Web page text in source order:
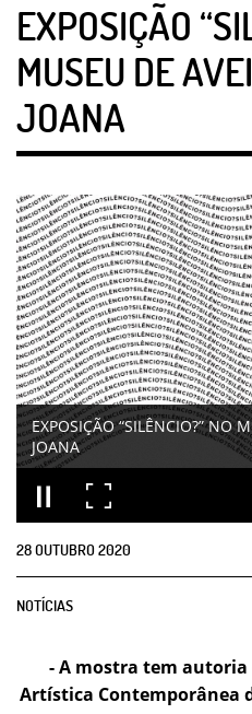
EXPOSIÇÃO
MUSEU DE
JOANA
EXPOSIÇÃO “SILÊNCIO?” NO
JOANA
28OUTUBRO2020
NOTÍCIAS
- A mostra tem autoria
Artística Contemporânea